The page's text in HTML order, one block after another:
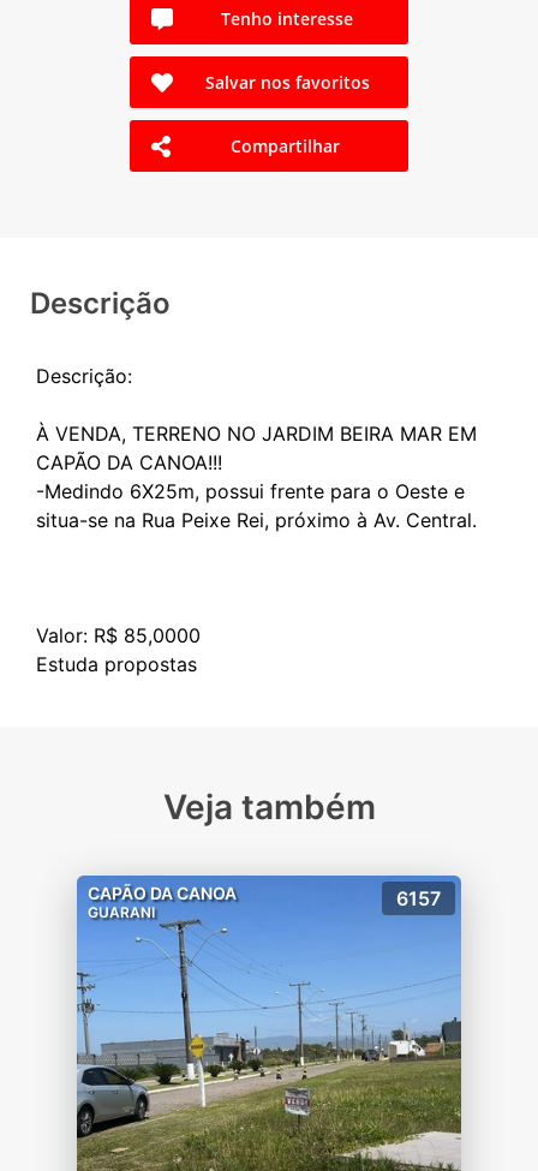
Tenho interesse
Salvar nos favoritos
Compartilhar
Descrição
Descrição:
À VENDA, TERRENO NO JARDIM BEIRA MAR EM
CAPÃO DA CANOA!!!
-Medindo 6X25m, possui frente para o Oeste e
situa-se na Rua Peixe Rei, próximo à Av. Central.
Valor: R$ 85,0000
Veja também
CAPÃO DA CANOA
GUARANI
6157